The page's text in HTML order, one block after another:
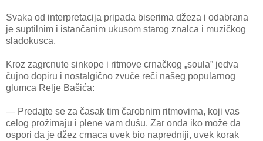
Svaka od interpretacija pripada biserima džeza i odabrana
je suptilnim i istančanim ukusom starog znalca i muzičkog
sladokusca.
Kroz zagrcnute sinkope i ritmove crnačkog „soula” jedva
čujno dopiru i nostalgično zvuče reči našeg popularnog
glumca Relje Bašića:
— Predajte se za časak tim čarobnim ritmovima, koji vas
celog prožimaju i plene vam dušu. Zar onda iko može da
ospori da je džez crnaca uvek bio napredniji, uvek korak